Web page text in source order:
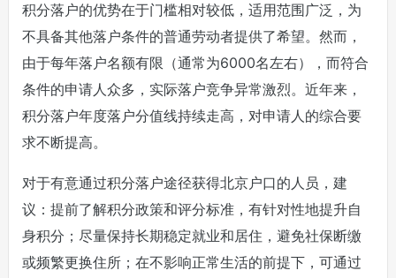
积分落户的优势在于门槛相对较低，适用范围广泛，为
不具备其他落户条件的普通劳动者提供了希望。然而，
由于每年落户名额有限（通常为6000名左右），而符合
条件的申请人众多，实际落户竞争异常激烈。近年来，
积分落户年度落户分值线持续走高，对申请人的综合要
求不断提高。
对于有意通过积分落户途径获得北京户口的人员，建
议：提前了解积分政策和评分标准，有针对性地提升自
身积分；尽量保持长期稳定就业和居住，避免社保断缴
或频繁更换住所；在不影响正常生活的前提下，可通过